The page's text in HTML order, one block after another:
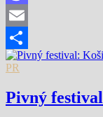
Mastodon
Email
Share
PR
Pivný